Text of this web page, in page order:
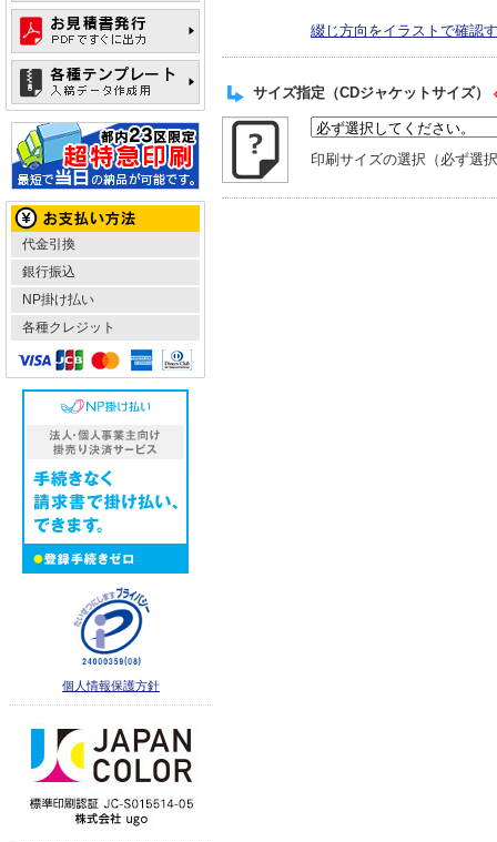
代金引換
銀行振込
NP掛け払い
各種クレジット
個人情報保護方針
綴じ方向をイラストで確認
サイズ指定（CDジャケットサイズ）
印刷サイズの選択（必ず選